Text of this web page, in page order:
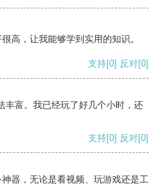
高，让我能够学到实用的知识。
支持[0] 反对[0]
丰富。我已经玩了好几个小时，还
支持[0] 反对[0]
器，无论是看视频、玩游戏还是工